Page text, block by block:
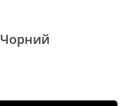
Чорний